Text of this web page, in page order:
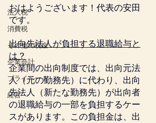
法人税
消費税
その他の税金
企業会計
プライベート
経営
おはようございます！代表の安田
です。
出向先法人が負担する退職給与と
は？
企業間の出向制度では、出向元法
人（元の勤務先）に代わり、出向
先法人（新たな勤務先）が出向者
の退職給与の一部を負担するケー
スがあります。この負担金は、出